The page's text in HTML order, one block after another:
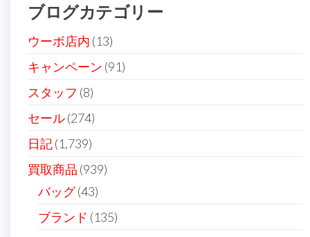
シ
ョ
ン
ブログカテゴリー
ウーボ店内 (13)
キャンペーン (91)
スタッフ (8)
セール(274)
日記(1,739)
買取商品 (939)
バッグ(43)
ブランド (135)